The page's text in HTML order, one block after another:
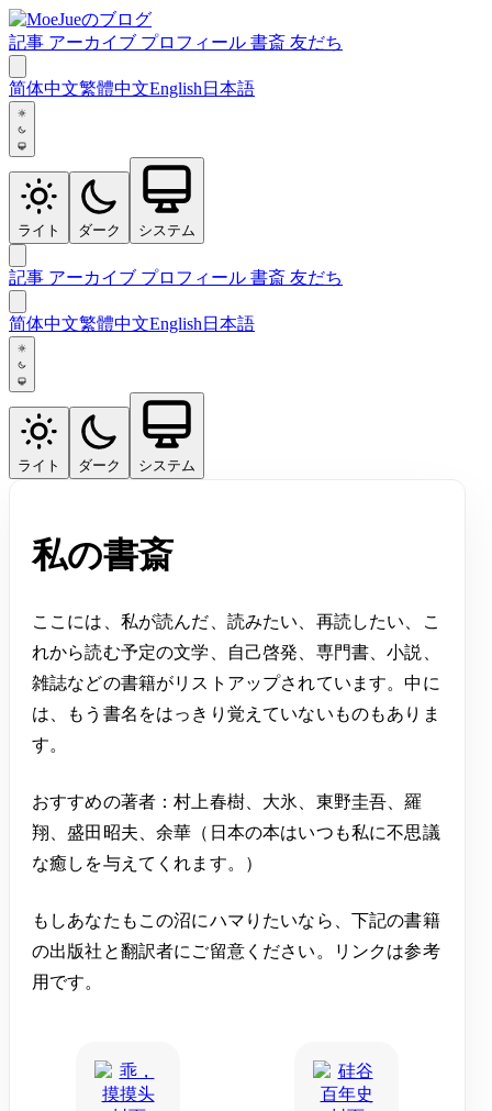
記事 アーカイブ プロフィール 書斎 友だち
简体中文繁體中文English 日本語
ライト ダーク システム
記事 アーカイブ プロフィール 書斎 友だち
简体中文繁體中文English 日本語
ライト ダーク システム
私の書斎
ここには、私が読んだ、読みたい、再読したい、こ
れから読む予定の文学、自己啓発、専門書、小説、
雑誌などの書籍がリストアップされています。中に
は、もう書名をはっきり覚えていないものもありま
す。
おすすめの著者：村上春樹、大氷、東野圭吾、羅
翔、盛田昭夫、余華（日本の本はいつも私に不思議
な癒しを与えてくれます。）
もしあなたもこの沼にハマりたいなら、下記の書籍
の出版社と翻訳者にご留意ください。リンクは参考
用です。